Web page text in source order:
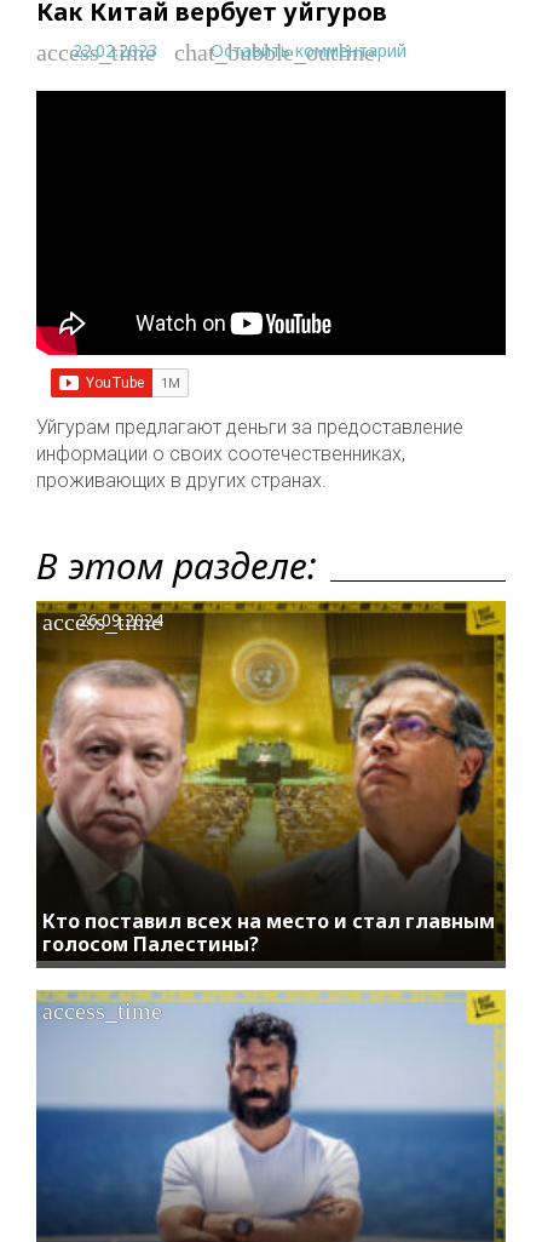
Как Китай вербует уйгуров
access_time
22.02.2023 chat_bubble_outline
Оставить комментарий
Уйгурам предлагают деньги за предоставление
информации о своих соотечественниках,
проживающих в других странах.
В этом разделе:
Кто поставил всех на место и стал главным
голосом Палестины?
access_time
26.09.2024
access_time